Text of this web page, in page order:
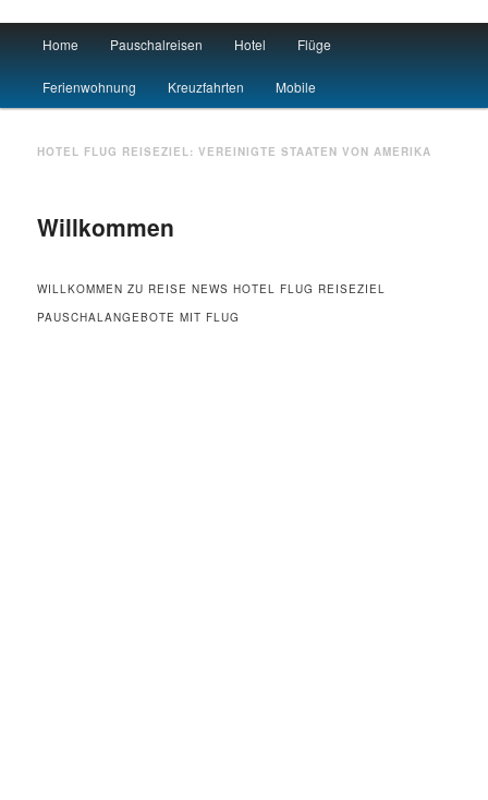
Urlaub
Skip to primary content
Skip to secondary content
Home Pauschalreisen Hotel Flüge
Ferienwohnung Kreuzfahrten Mobile
HOTEL FLUG REISEZIEL:VEREINIGTE STAATEN VON AMERIKA
Willkommen
WILLKOMMEN ZU REISE NEWS HOTEL FLUG REISEZIEL
PAUSCHALANGEBOTE MIT FLUG